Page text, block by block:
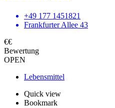
+49 177 1451821
Frankfurter Allee 43
€€
Bewertung
OPEN
Lebensmittel
Quick view
Bookmark